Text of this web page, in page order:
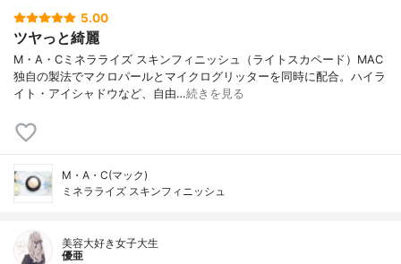
5.00
ツヤっと綺麗
M・A・Cミネラライズ スキンフィニッシュ（ライトスカペード）MAC
独自の製法でマクロパールとマイクログリッターを同時に配合。ハイラ
イト・アイシャドウなど、自由…続きを見る
M・A・C(マック)
ミネラライズ スキンフィニッシュ
美容大好き女子大生
優亜